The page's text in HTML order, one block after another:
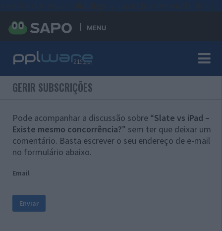
MENU
GERIR SUBSCRIÇÕES
Pode acompanhar a discussão sobre “Slate vs iPad –
Existe mesmo concorrência?” sem ter que deixar um
comentário. Basta escrever o seu endereço de e-mail
no formulário abaixo.
Email